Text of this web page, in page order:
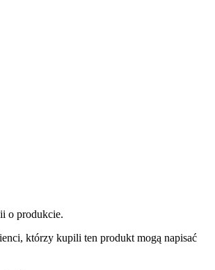
o produkcie.
którzy kupili ten produkt mogą napisać